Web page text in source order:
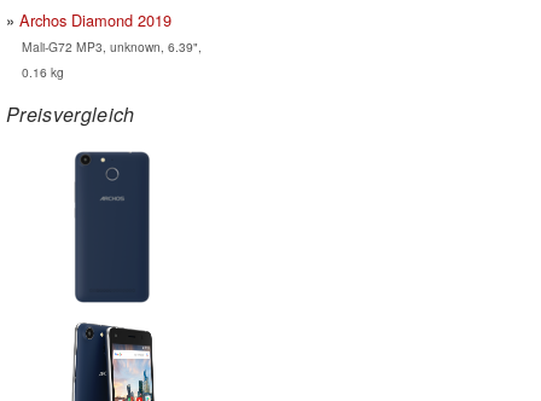
Archos Diamond 2019
Mali-G72 MP3, unknown, 6.39",
0.16 kg
Preisvergleich